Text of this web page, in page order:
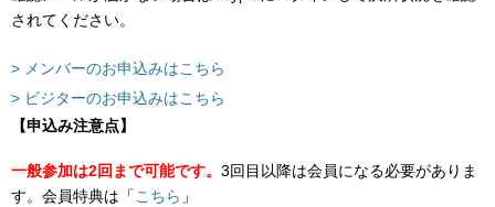
されてください。
> メンバーのお申込みはこちら
> ビジターのお申込みはこちら
【申込み注意点】
一般参加は2回まで可能です。 3回目以降は会員になる必要がありま
す。会員特典は「こちら 」